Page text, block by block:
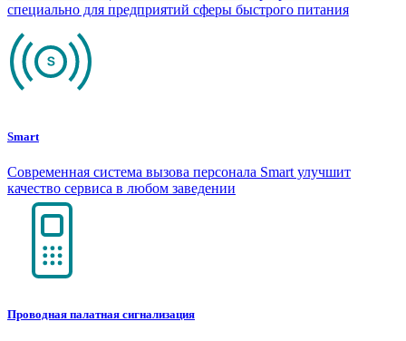
специально для предприятий сферы быстрого питания
Smart
Современная система вызова персонала Smart улучшит
качество сервиса в любом заведении
Проводная палатная сигнализация